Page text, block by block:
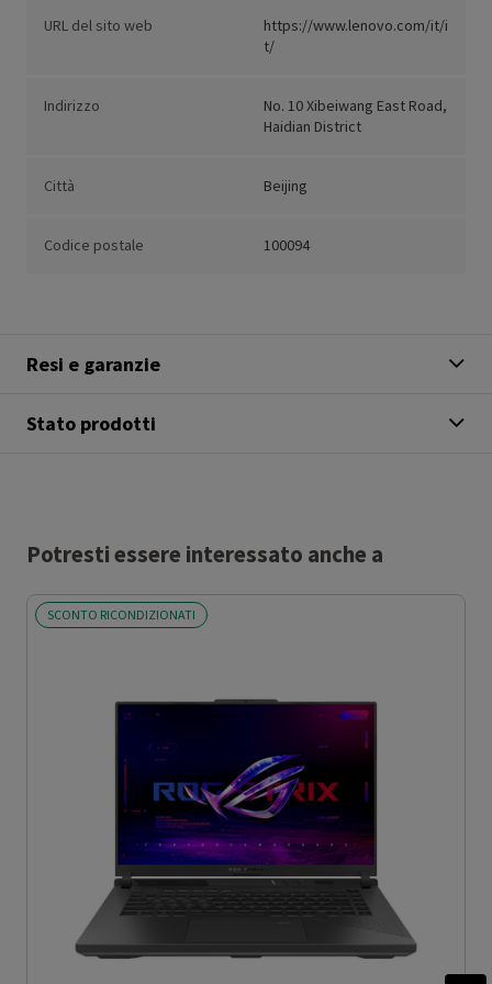
URL del sito web
https://www.lenovo.com/it/i
t/
Indirizzo
No. 10 Xibeiwang East Road,
Haidian District
Città Beijing
Codice postale 100094
Resi e garanzie
Stato prodotti
Potresti essere interessato anche a
SCONTO RICONDIZIONATI